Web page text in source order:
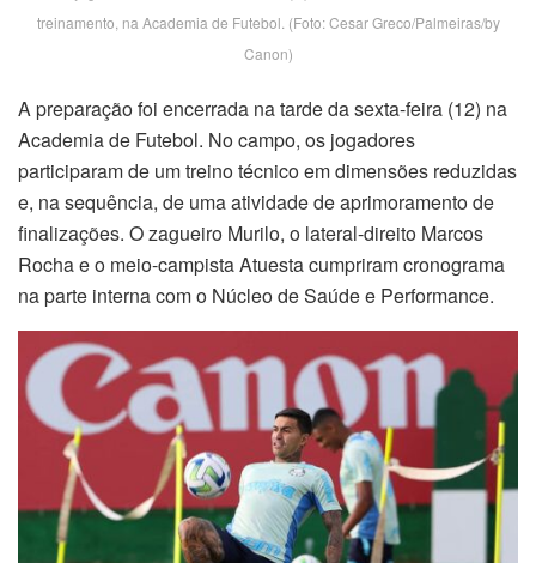
treinamento, na Academia de Futebol. (Foto: Cesar Greco/Palmeiras/by
Canon)
A preparação foi encerrada na tarde da sexta-feira (12) na
Academia de Futebol. No campo, os jogadores
participaram de um treino técnico em dimensões reduzidas
e, na sequência, de uma atividade de aprimoramento de
finalizações. O zagueiro Murilo, o lateral-direito Marcos
Rocha e o meio-campista Atuesta cumpriram cronograma
na parte interna com o Núcleo de Saúde e Performance.